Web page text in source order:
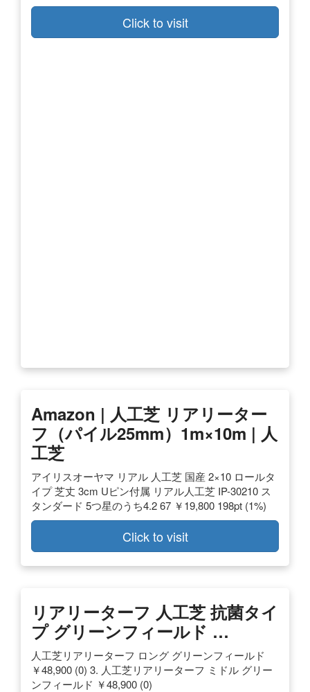
Click to visit
Amazon | 人工芝 リアリーター
フ（パイル25mm）1m×10m | 人
工芝
アイリスオーヤマ リアル 人工芝 国産 2×10 ロールタ
イプ 芝丈 3cm Uピン付属 リアル人工芝 IP-30210 ス
タンダード 5つ星のうち4.2 67 ￥19,800 198pt (1%)
Click to visit
リアリーターフ 人工芝 抗菌タイ
プ グリーンフィールド …
人工芝リアリーターフ ロング グリーンフィールド
￥48,900 (0) 3. 人工芝リアリーターフ ミドル グリー
ンフィールド ￥48,900 (0)